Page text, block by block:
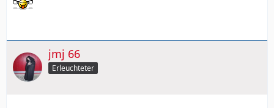
jmj 66
Erleuchteter